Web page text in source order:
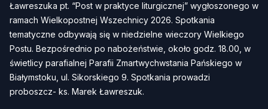
Ławreszuka pt. “Post w praktyce liturgicznej” wygłoszonego w
ramach Wielkopostnej Wszechnicy 2026. Spotkania
tematyczne odbywają się w niedzielne wieczory Wielkiego
Postu. Bezpośrednio po nabożeństwie, około godz. 18.00, w
świetlicy parafialnej Parafii Zmartwychwstania Pańskiego w
Białymstoku, ul. Sikorskiego 9. Spotkania prowadzi
proboszcz- ks. Marek Ławreszuk.